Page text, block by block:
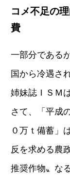
コメ不足の
費
一部分である
国から冷遇さ
姉妹誌ＩＳＭ
さて、「平成
０万ｔ備蓄」
反を求める農
推奨作物〟な